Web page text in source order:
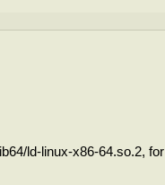
ld-linux-x86-64.so.2, for